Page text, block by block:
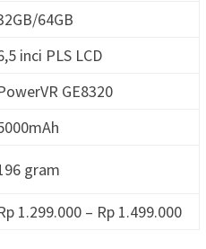
64GB
inci PLS LCD
GE8320
gram
1.299.000 – Rp 1.499.000